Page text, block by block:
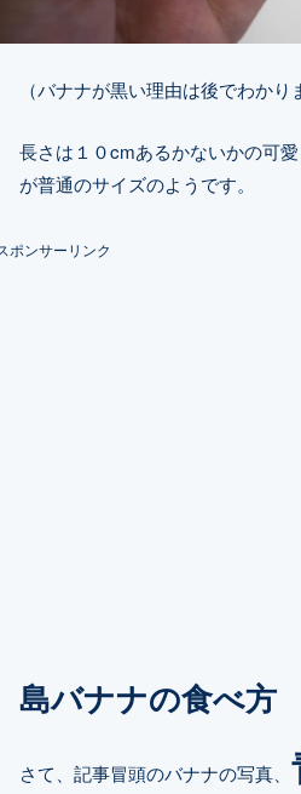
（バナナが黒い理由は後でわかり
長さは１０cmあるかないかの可
が普通のサイズのようです。
ポンサーリンク
島バナナの食べ方
さて、記事冒頭のバナナの写真、